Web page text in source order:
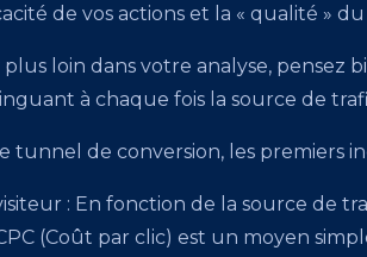
de vos actions et la « qualité »
loin dans votre analyse, pensez
à chaque fois la source de
tunnel de conversion, les premiers
: En fonction de la source de
(Coût par clic) est un moyen